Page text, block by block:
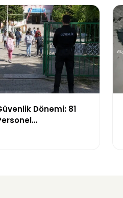
Dönemi: 81